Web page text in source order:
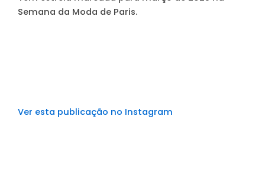
Semana da Moda de Paris.
Ver esta publicação no Instagram